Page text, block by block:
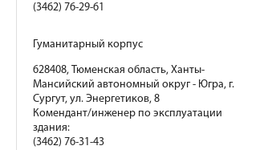
(3462) 76-29-61
Гуманитарный корпус
628408, Тюменская область, Ханты-
Мансийский автономный округ - Югра, г.
Сургут, ул. Энергетиков, 8
Комендант/инженер по эксплуатации
здания:
(3462) 76-31-43